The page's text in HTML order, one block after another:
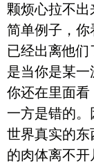
颗烦心拉不
简单例子，
已经出离他
是当你是某一
你还在里面
一方是错的
世界真实的
的肉体离不